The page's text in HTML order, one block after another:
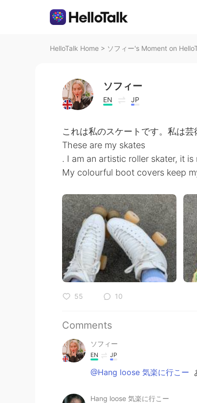
HelloTalk Home > ソフィー's Moment on
ソフィー
EN JP
これは私のスケートです。私は
These are my skates
. I am an artistic roller skater, it
My colourful boot covers keep
55 10
Comments
ソフィー
EN JP
@Hang loose 気楽に行こー
Hang loose 気楽に行こー